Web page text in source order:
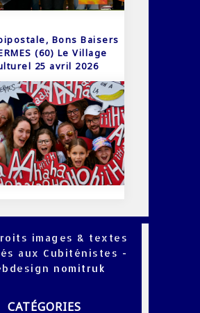
Bons Baisers
(60) Le Village
25 avril 2026
images & textes
aux Cubiténistes -
nomitruk
CATÉGORIES